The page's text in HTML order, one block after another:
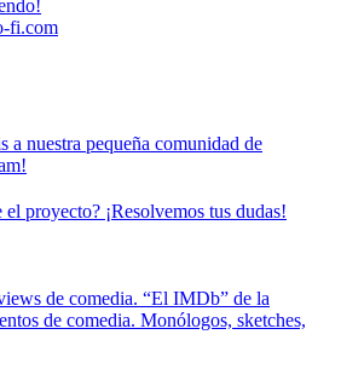
a nuestra pequeña comunidad de
el proyecto? ¡Resolvemos tus dudas!
de comedia. “El IMDb” de la
de comedia. Monólogos, sketches,